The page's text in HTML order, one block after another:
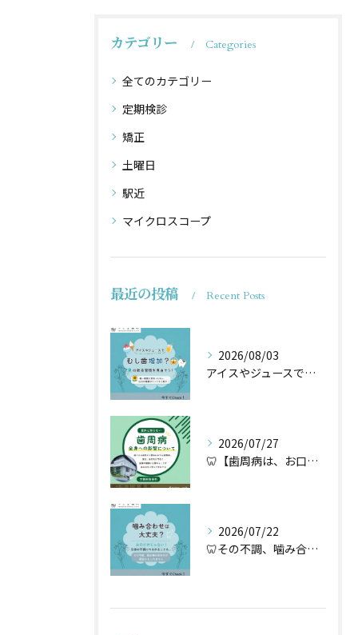
カテゴリー Categories
全てのカテゴリー
定期検診
矯正
土曜日
駅近
マイクロスコープ
最近の投稿 Recent Posts
2026/08/03
アイスやジュースでむし歯増加？🦷
2026/07/27
🦷【歯周病は、お口だけの病気ではないかもしれません】🌿
2026/07/22
🦷その不調、噛み合わせが原因かもしれません🦷